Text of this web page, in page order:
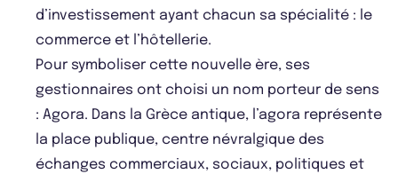
d’investissement ayant chacun sa spécialité : le
commerce et l’hôtellerie.
Pour symboliser cette nouvelle ère, ses
gestionnaires ont choisi un nom porteur de sens
: Agora. Dans la Grèce antique, l’agora représente
la place publique, centre névralgique des
échanges commerciaux, sociaux, politiques et